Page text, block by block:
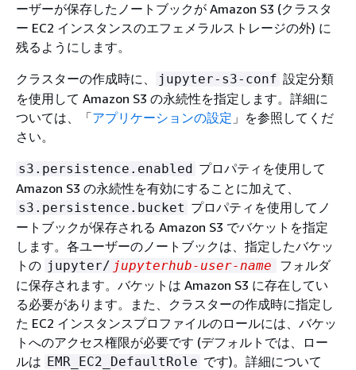
ーザーが保存したノートブックが Amazon S3 (クラスタ
ー EC2 インスタンスのエフェメラルストレージの外) に
残るようにします。
クラスターの作成時に、
jupyter-s3-conf 設定分類
を使用して Amazon S3 の永続性を指定します。詳細に
ついては、「アプリケーションの設定 」を参照してくだ
さい。
s3.persistence.enabled プロパティを使用して
Amazon S3 の永続性を有効にすることに加えて、
s3.persistence.bucket プロパティを使用してノ
ートブックが保存される Amazon S3 でバケットを指定
します。各ユーザーのノートブックは、指定したバケッ
トの jupyter/ jupyterhub-user-name
フォルダ
に保存されます。バケットは Amazon S3 に存在してい
る必要があります。また、クラスターの作成時に指定し
た EC2 インスタンスプロファイルのロールには、バケッ
トへのアクセス権限が必要です (デフォルトでは、ロー
ルは EMR_EC2_DefaultRole です)。詳細について